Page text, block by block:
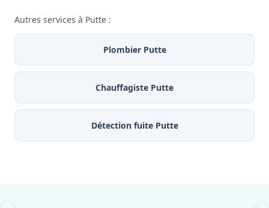
Autres services à Putte :
Plombier Putte
Chauffagiste Putte
Détection fuite Putte